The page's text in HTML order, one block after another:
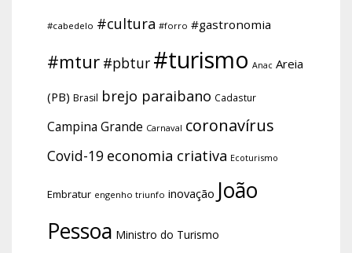
#cabedelo #cultura #forro #gastronomia
#mtur #pbtur #turismo Anac Areia
(PB) Brasil brejo paraibano Cadastur
Campina Grande Carnaval coronavírus
Covid-19 economia criativa Ecoturismo
Embratur engenho triunfo inovação João
Pessoa Ministro do Turismo